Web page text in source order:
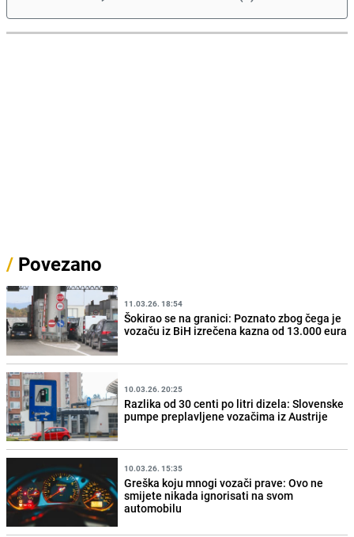
/ Povezano
11.03.26. 18:54
Šokirao se na granici: Poznato zbog čega je
vozaču iz BiH izrečena kazna od 13.000 eura
10.03.26. 20:25
Razlika od 30 centi po litri dizela: Slovenske
pumpe preplavljene vozačima iz Austrije
10.03.26. 15:35
Greška koju mnogi vozači prave: Ovo ne
smijete nikada ignorisati na svom
automobilu